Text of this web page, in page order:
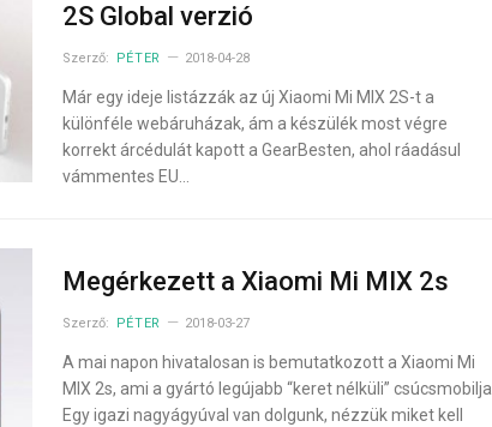
2S Global verzió
Szerző: PÉTER 2018-04-28
Már egy ideje listázzák az új Xiaomi Mi MIX 2S-t a
különféle webáruházak, ám a készülék most végre
korrekt árcédulát kapott a GearBesten, ahol ráadásul
vámmentes EU…
Megérkezett a Xiaomi Mi MIX 2s
Szerző: PÉTER 2018-03-27
A mai napon hivatalosan is bemutatkozott a Xiaomi Mi
MIX 2s, ami a gyártó legújabb “keret nélküli” csúcsmobilja.
Egy igazi nagyágyúval van dolgunk, nézzük miket kell